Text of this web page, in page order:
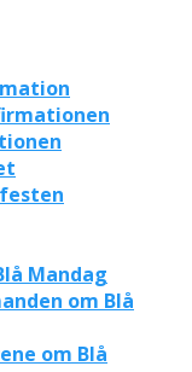
Mandag
om Blå
om Blå